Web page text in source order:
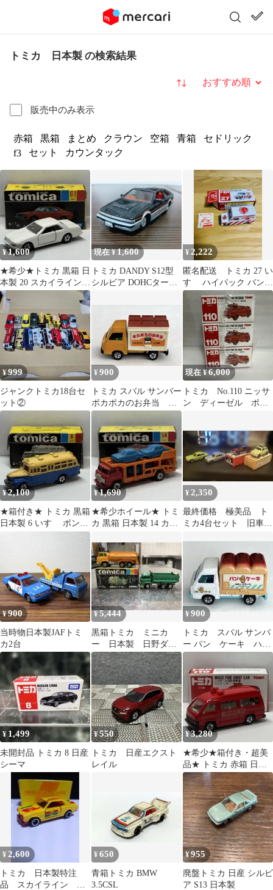
トミカ 日本製 の検索結果
販売中のみ表示
並び替え
赤箱 黒箱 まとめ クラウン 空箱 青箱
セドリック
f3
セット カウンタック
¥1,600
★希少★トミカ 黒箱 日
本製 20 スカイライン
2000 ターボ GT-E・S
現在 ¥1,600
トミカ DANDY S12型
シルビア DOHCターボ
¥ 2,222
匿名配送 トミカ 27 い
すゞ ハイパック バン
日本製 箱・シール付
¥999
ジャンクトミカ18台セ
ット②
¥900
トミカ スバル サンバー
ポカポカのお弁当 日
本製 廃盤(絶版)
現在 ¥6,000
トミカ No.110 ニッサ
ン ディーゼル ポン
¥2,100
★箱付き★ トミカ 黒箱
日本製 6 いすゞ ボンネ
ット タイプ バス
¥1,690
★希少ホイール★ トミ
カ 黒箱 日本製 14 カー
明必読
¥2,350
最終価格 極美品 ト
ミカ4台セット 旧車・
¥900
当時物日本製JAFトミ
カ2台
¥5,444
黒箱トミカ ミニカ
ー 日本製 日野ダン
プカー タンクローリ
ー
¥900
トミカ スバル サンバ
ー パン ケーキ ハロ
ーベアーズ 日本製
¥ 1,499
未開封品 トミカ 8 日産
シーマ
¥550
トミカ 日産エクスト
レイル
¥3,280
★希少★箱付き・超美
品★ トミカ 赤箱 日本
製 119 ハイエース 消防
指揮者
¥ 2,600
トミカ 日本製特注
品 スカイライン ハ
¥650
青箱トミカ BMW
3.5CSL
¥955
廃盤トミカ 日産 シルビ
ア S13 日本製